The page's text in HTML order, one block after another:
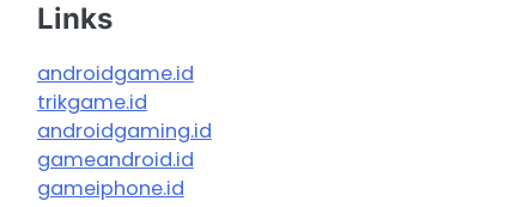
Links
androidgame.id
trikgame.id
androidgaming.id
gameandroid.id
gameiphone.id